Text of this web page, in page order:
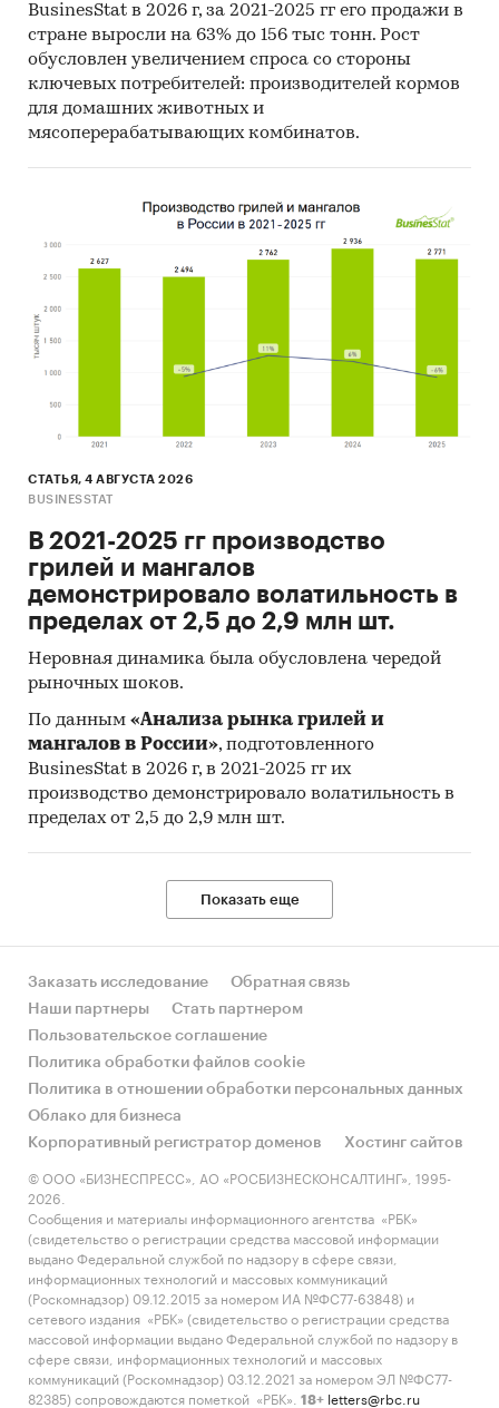
BusinesStat в 2026 г, за 2021-2025 гг его продажи в
стране выросли на 63% до 156 тыс тонн. Рост
обусловлен увеличением спроса со стороны
ключевых потребителей: производителей кормов
для домашних животных и
мясоперерабатывающих комбинатов.
СТАТЬЯ, 4 АВГУСТА 2026
BUSINESSTAT
В 2021-2025 гг производство
грилей и мангалов
демонстрировало волатильность в
пределах от 2,5 до 2,9 млн шт.
Неровная динамика была обусловлена чередой
рыночных шоков.
По данным «Анализа рынка грилей и
мангалов в России», подготовленного
BusinesStat в 2026 г, в 2021-2025 гг их
производство демонстрировало волатильность в
пределах от 2,5 до 2,9 млн шт.
Показать еще
Заказать исследование
Обратная связь
Наши партнеры
Стать партнером
Пользовательское соглашение
Политика обработки файлов cookie
Политика в отношении обработки персональных данных
Облако для бизнеса
Корпоративный регистратор доменов
Хостинг сайтов
© ООО «БИЗНЕСПРЕСС», АО «РОСБИЗНЕСКОНСАЛТИНГ», 1995-
2026.
Сообщения и материалы информационного агентства «РБК»
(свидетельство о регистрации средства массовой информации
выдано Федеральной службой по надзору в сфере связи,
информационных технологий и массовых коммуникаций
(Роскомнадзор) 09.12.2015 за номером ИА №ФС77-63848) и
сетевого издания «РБК» (свидетельство о регистрации средства
массовой информации выдано Федеральной службой по надзору в
сфере связи, информационных технологий и массовых
коммуникаций (Роскомнадзор) 03.12.2021 за номером ЭЛ №ФС77-
82385) сопровождаются пометкой «РБК».
18+ letters@rbc.ru